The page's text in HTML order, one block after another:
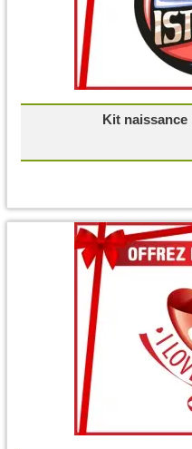
Kit